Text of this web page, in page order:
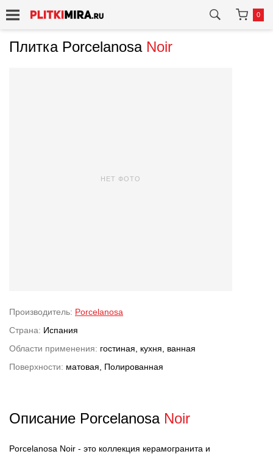
0
Плитка Porcelanosa Noir
НЕТ ФОТО
Производитель: Porcelanosa
Страна: Испания
Области применения: гостиная, кухня, ванная
Поверхности: матовая, Полированная
Описание Porcelanosa Noir
Porcelanosa Noir - это коллекция керамогранита и